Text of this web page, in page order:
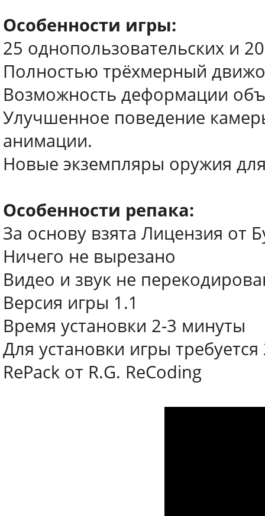
Особенности игры:
25 однопользовательских и
Полностью трёхмерный
Возможность деформации
Улучшенное поведение
анимации.
Новые экземпляры оружия
Особенности репака:
За основу взята Лицензия от
Ничего не вырезано
Видео и звук не
Версия игры 1.1
Время установки 2-3 минуты
Для установки игры
RePack от R.G. ReCoding